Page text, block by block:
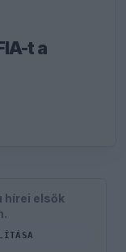
t a
hírei elsők